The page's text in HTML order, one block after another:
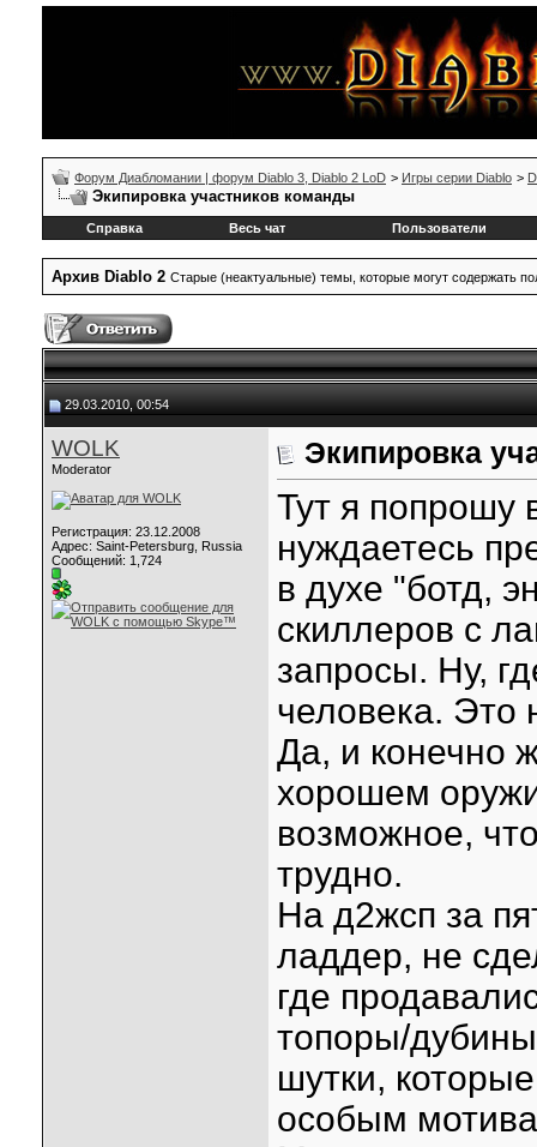
Форум Диабломании | форум Diablo 3, Diablo 2 LoD > Игры серии Diablo >
Экипировка участников команды
Справка Весь чат Пользователи
Архив Diablo 2 Старые (неактуальные) темы, которые могут содержать
29.03.2010, 00:54
WOLK
Moderator
Регистрация: 23.12.2008
Адрес: Saint-Petersburg, Russia
Сообщений: 1,724
Экипировка
Тут я попрошу
нуждаетесь
в духе "ботд,
скиллеров с
запросы. Ну,
человека. Это
Да, и конечно
хорошем
возможное,
трудно.
На д2жсп за
ладдер, не
где
топоры/
шутки,
особым